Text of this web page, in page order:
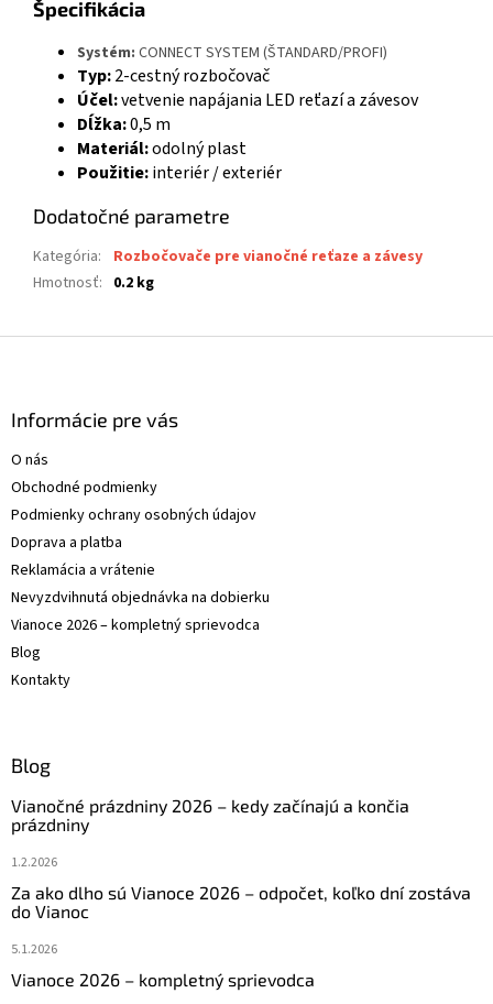
Špecifikácia
Systém: CONNECT SYSTEM (ŠTANDARD/PROFI)
Typ:2-cestný rozbočovač
Účel:vetvenie napájania LED reťazí a závesov
Dĺžka:0,5 m
Materiál:odolný plast
Použitie:interiér / exteriér
Dodatočné parametre
Kategória:
Rozbočovače pre vianočné reťaze a závesy
Hmotnosť: 0.2 kg
Informácie pre vás
O nás
Obchodné podmienky
Podmienky ochrany osobných údajov
Doprava a platba
Reklamácia a vrátenie
Nevyzdvihnutá objednávka na dobierku
Vianoce 2026 – kompletný sprievodca
Blog
Kontakty
Blog
Vianočné prázdniny 2026 – kedy začínajú a končia
prázdniny
1.2.2026
Za ako dlho sú Vianoce 2026 – odpočet, koľko dní zostáva
do Vianoc
5.1.2026
Vianoce 2026 – kompletný sprievodca